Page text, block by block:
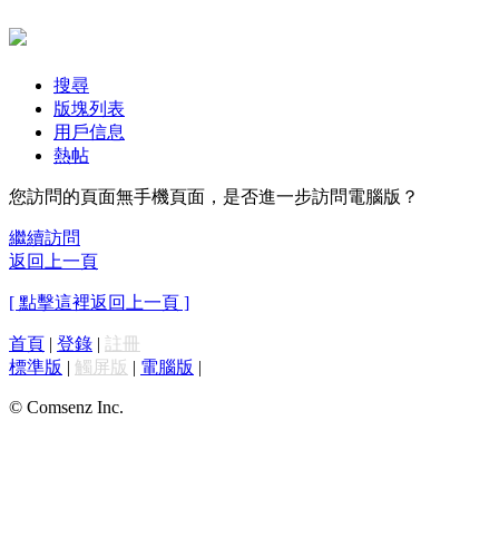
搜尋
版塊列表
用戶信息
熱帖
您訪問的頁面無手機頁面，是否進一步訪問電腦版？
繼續訪問
返回上一頁
[ 點擊這裡返回上一頁 ]
首頁 | 登錄 | 註冊
標準版 | 觸屏版 | 電腦版 |
© Comsenz Inc.